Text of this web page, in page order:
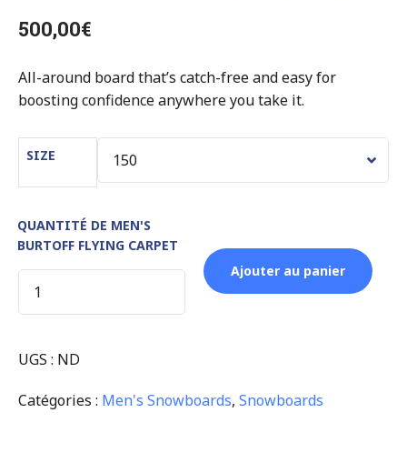
500,00€
All-around board that’s catch-free and easy for
boosting confidence anywhere you take it.
SIZE
QUANTITÉ DE MEN'S
BURTOFF FLYING CARPET
Ajouter au panier
UGS : ND
Catégories : Men's Snowboards, Snowboards